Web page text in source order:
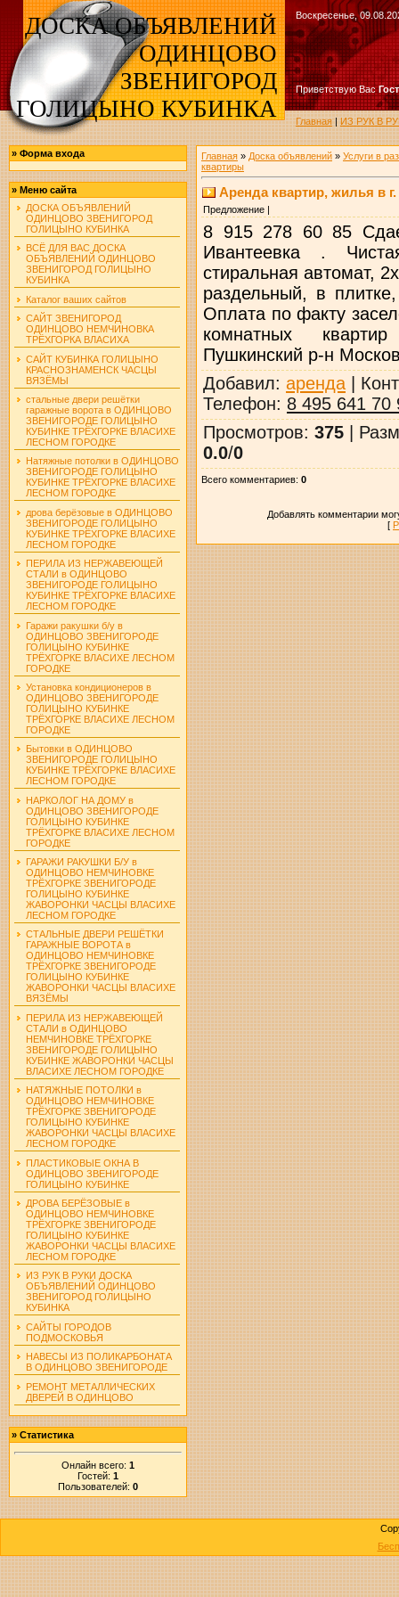
ДОСКА ОБЪЯВЛЕНИЙ
ОДИНЦОВО
ЗВЕНИГОРОД
ГОЛИЦЫНО КУБИНКА
Воскресенье,
Приветствую Вас
Главная|ИЗ РУК В
» Форма входа
» Меню сайта
ДОСКА ОБЪЯВЛЕНИЙ
ОДИНЦОВО ЗВЕНИГОРОД
ГОЛИЦЫНО КУБИНКА
ВСЁ ДЛЯ ВАС ДОСКА
ОБЪЯВЛЕНИЙ ОДИНЦОВО
ЗВЕНИГОРОД ГОЛИЦЫНО
КУБИНКА
Каталог ваших сайтов
САЙТ ЗВЕНИГОРОД
ОДИНЦОВО НЕМЧИНОВКА
ТРЁХГОРКА ВЛАСИХА
САЙТ КУБИНКА ГОЛИЦЫНО
КРАСНОЗНАМЕНСК ЧАСЦЫ
ВЯЗЁМЫ
стальные двери решётки
гаражные ворота в ОДИНЦОВО
ЗВЕНИГОРОДЕ ГОЛИЦЫНО
КУБИНКЕ ТРЁХГОРКЕ ВЛАСИХЕ
ЛЕСНОМ ГОРОДКЕ
Натяжные потолки в ОДИНЦОВО
ЗВЕНИГОРОДЕ ГОЛИЦЫНО
КУБИНКЕ ТРЁХГОРКЕ ВЛАСИХЕ
ЛЕСНОМ ГОРОДКЕ
дрова берёзовые в ОДИНЦОВО
ЗВЕНИГОРОДЕ ГОЛИЦЫНО
КУБИНКЕ ТРЁХГОРКЕ ВЛАСИХЕ
ЛЕСНОМ ГОРОДКЕ
ПЕРИЛА ИЗ НЕРЖАВЕЮЩЕЙ
СТАЛИ в ОДИНЦОВО
ЗВЕНИГОРОДЕ ГОЛИЦЫНО
КУБИНКЕ ТРЁХГОРКЕ ВЛАСИХЕ
ЛЕСНОМ ГОРОДКЕ
Гаражи ракушки б/у в
ОДИНЦОВО ЗВЕНИГОРОДЕ
ГОЛИЦЫНО КУБИНКЕ
ТРЁХГОРКЕ ВЛАСИХЕ ЛЕСНОМ
ГОРОДКЕ
Установка кондиционеров в
ОДИНЦОВО ЗВЕНИГОРОДЕ
ГОЛИЦЫНО КУБИНКЕ
ТРЁХГОРКЕ ВЛАСИХЕ ЛЕСНОМ
ГОРОДКЕ
Бытовки в ОДИНЦОВО
ЗВЕНИГОРОДЕ ГОЛИЦЫНО
КУБИНКЕ ТРЁХГОРКЕ ВЛАСИХЕ
ЛЕСНОМ ГОРОДКЕ
НАРКОЛОГ НА ДОМУ в
ОДИНЦОВО ЗВЕНИГОРОДЕ
ГОЛИЦЫНО КУБИНКЕ
ТРЁХГОРКЕ ВЛАСИХЕ ЛЕСНОМ
ГОРОДКЕ
ГАРАЖИ РАКУШКИ Б/У в
ОДИНЦОВО НЕМЧИНОВКЕ
ТРЁХГОРКЕ ЗВЕНИГОРОДЕ
ГОЛИЦЫНО КУБИНКЕ
ЖАВОРОНКИ ЧАСЦЫ ВЛАСИХЕ
ЛЕСНОМ ГОРОДКЕ
СТАЛЬНЫЕ ДВЕРИ РЕШЁТКИ
ГАРАЖНЫЕ ВОРОТА в
ОДИНЦОВО НЕМЧИНОВКЕ
ТРЁХГОРКЕ ЗВЕНИГОРОДЕ
ГОЛИЦЫНО КУБИНКЕ
ЖАВОРОНКИ ЧАСЦЫ ВЛАСИХЕ
ВЯЗЁМЫ
ПЕРИЛА ИЗ НЕРЖАВЕЮЩЕЙ
СТАЛИ в ОДИНЦОВО
НЕМЧИНОВКЕ ТРЁХГОРКЕ
ЗВЕНИГОРОДЕ ГОЛИЦЫНО
КУБИНКЕ ЖАВОРОНКИ ЧАСЦЫ
ВЛАСИХЕ ЛЕСНОМ ГОРОДКЕ
НАТЯЖНЫЕ ПОТОЛКИ в
ОДИНЦОВО НЕМЧИНОВКЕ
ТРЁХГОРКЕ ЗВЕНИГОРОДЕ
ГОЛИЦЫНО КУБИНКЕ
ЖАВОРОНКИ ЧАСЦЫ ВЛАСИХЕ
ЛЕСНОМ ГОРОДКЕ
ПЛАСТИКОВЫЕ ОКНА В
ОДИНЦОВО ЗВЕНИГОРОДЕ
ГОЛИЦЫНО КУБИНКЕ
ДРОВА БЕРЁЗОВЫЕ в
ОДИНЦОВО НЕМЧИНОВКЕ
ТРЁХГОРКЕ ЗВЕНИГОРОДЕ
ГОЛИЦЫНО КУБИНКЕ
ЖАВОРОНКИ ЧАСЦЫ ВЛАСИХЕ
ЛЕСНОМ ГОРОДКЕ
ИЗ РУК В РУКИ ДОСКА
ОБЪЯВЛЕНИЙ ОДИНЦОВО
ЗВЕНИГОРОД ГОЛИЦЫНО
КУБИНКА
САЙТЫ ГОРОДОВ
ПОДМОСКОВЬЯ
НАВЕСЫ ИЗ ПОЛИКАРБОНАТА
В ОДИНЦОВО ЗВЕНИГОРОДЕ
РЕМОНТ МЕТАЛЛИЧЕСКИХ
ДВЕРЕЙ В ОДИНЦОВО
» Статистика
Онлайн всего: 1
Гостей: 1
Пользователей: 0
Главная» Доска объявлений» Услуги в
квартиры
Аренда квартир, жилья в
Предложение |
8 915 278 60 85
Ивантеевка .
стиральная автомат,
раздельный, в
Оплата по факту
комнатных
Пушкинский р-н
Добавил: аренда|
Телефон: 8 495 641 70
Просмотров: 375|
0.0/0
Всего комментариев: 0
Добавлять комментарии
[